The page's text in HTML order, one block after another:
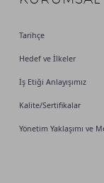
Tarihçe
Hedef ve İlkeler
İş Etiği Anlayışımız
Kalite/Sertifikalar
Yönetim Yaklaşımı ve